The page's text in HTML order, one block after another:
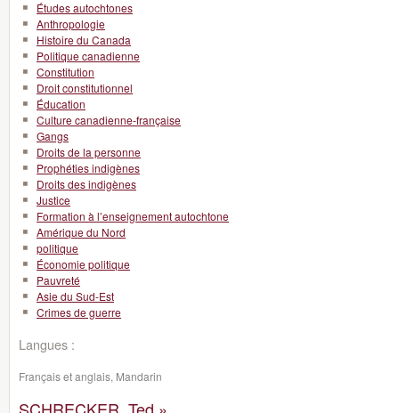
Études autochtones
Anthropologie
Histoire du Canada
Politique canadienne
Constitution
Droit constitutionnel
Éducation
Culture canadienne-française
Gangs
Droits de la personne
Prophéties indigènes
Droits des indigènes
Justice
Formation à l’enseignement autochtone
Amérique du Nord
politique
Économie politique
Pauvreté
Asie du Sud-Est
Crimes de guerre
Langues :
Français et anglais, Mandarin